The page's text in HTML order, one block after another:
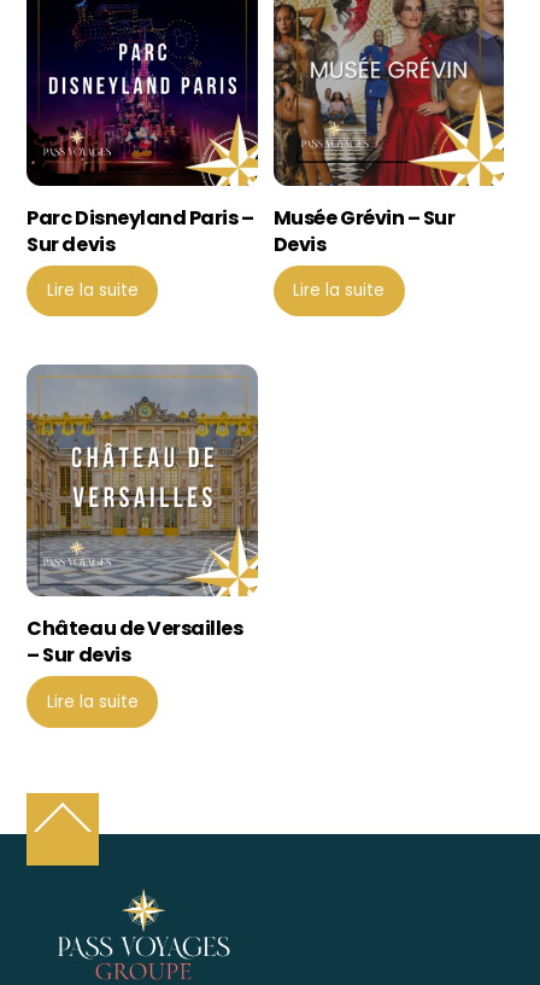
Parc Disneyland Paris –
Sur devis
Lire la suite
Musée Grévin – Sur
Devis
Lire la suite
Château de Versailles
– Sur devis
Lire la suite
Back
Top